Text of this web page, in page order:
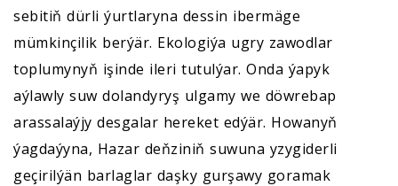
sebitiň dürli ýurtlaryna dessin ibermäge
mümkinçilik berýär. Ekologiýa ugry zawodlar
toplumynyň işinde ileri tutulýar. Onda ýapyk
aýlawly suw dolandyryş ulgamy we döwrebap
arassalaýjy desgalar hereket edýär. Howanyň
ýagdaýyna, Hazar deňziniň suwuna yzygiderli
geçirilýän barlaglar daşky gurşawy goramak